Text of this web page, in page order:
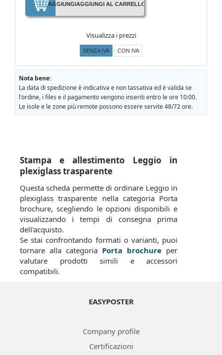
AGGIUNGIAGGIUNGI AL CARRELLO
Visualizza i prezzi
SENZA IVA CON IVA
Nota bene:
La data di spedizione è indicativa e non tassativa ed è valida se
l'ordine, i files e il pagamento vengono inseriti entro le ore 10:00.
Le isole e le zone più remote possono essere servite 48/72 ore.
Stampa e allestimento Leggio in
plexiglass trasparente
Questa scheda permette di ordinare Leggio in
plexiglass trasparente nella categoria Porta
brochure, scegliendo le opzioni disponibili e
visualizzando i tempi di consegna prima
dell'acquisto.
Se stai confrontando formati o varianti, puoi
tornare alla categoria Porta brochure per
valutare prodotti simili e accessori
compatibili.
EASYPOSTER
Company profile
Certificazioni